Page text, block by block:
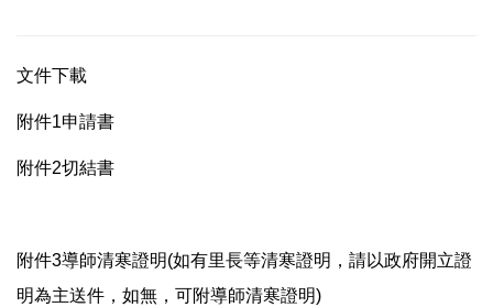
文件下載
附件1申請書
附件2切結書
附件3導師清寒證明(如有里長等清寒證明，請以政府開立證
明為主送件，如無，可附導師清寒證明)